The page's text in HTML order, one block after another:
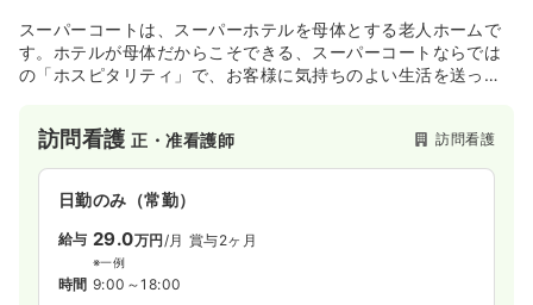
スーパーコートは、スーパーホテルを母体とする老人ホームで
す。ホテルが母体だからこそできる、スーパーコートならでは
の「ホスピタリティ」で、お客様に気持ちのよい生活を送って
訪問看護正・准看護師 訪問看護
日勤のみ（常勤）
給与 29.0万円/月 賞与2ヶ月
※一例
時間 9:00～18:00